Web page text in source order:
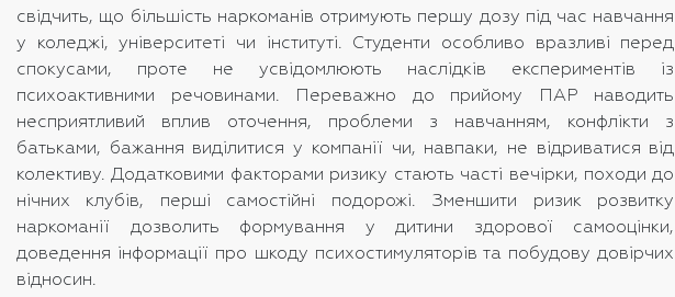
свідчить, що більшість наркоманів отримують першу дозу під час навчання
у коледжі, університеті чи інституті. Студенти особливо вразливі перед
спокусами, проте не усвідомлюють наслідків експериментів із
психоактивними речовинами. Переважно до прийому ПАР наводить
несприятливий вплив оточення, проблеми з навчанням, конфлікти з
батьками, бажання виділитися у компанії чи, навпаки, не відриватися від
колективу. Додатковими факторами ризику стають часті вечірки, походи до
нічних клубів, перші самостійні подорожі. Зменшити ризик розвитку
наркоманії дозволить формування у дитини здорової самооцінки,
доведення інформації про шкоду психостимуляторів та побудову довірчих
відносин.